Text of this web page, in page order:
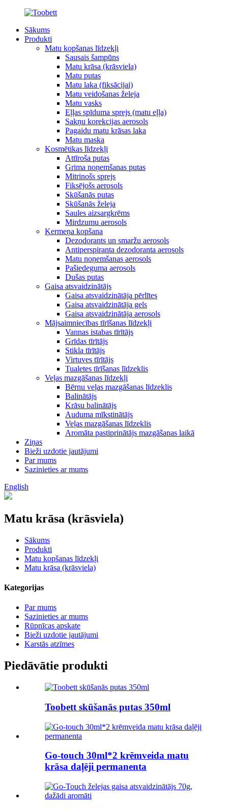
Sākums
Produkti
Matu kopšanas līdzekļi
Sausais šampūns
Matu krāsa (krāsviela)
Matu putas
Matu laka (fiksācijai)
Matu veidošanas želeja
Matu vasks
Eļļas spīduma sprejs (matu eļļa)
Sakņu korekcijas aerosols
Pagaidu matu krāsas laka
Matu maska
Kosmētikas līdzekļi
Attīroša putas
Grima noņemšanas putas
Mitrinošs sprejs
Fiksējošs aerosols
Skūšanās putas
Skūšanās želeja
Saules aizsargkrēms
Mirdzumu aerosols
Ķermeņa kopšana
Dezodorants un smaržu aerosols
Antiperspiranta dezodoranta aerosols
Matu noņemšanas aerosols
Pašiedeguma aerosols
Dušas putas
Gaisa atsvaidzinātājs
Gaisa atsvaidzinātāja pērlītes
Gaisa atsvaidzinātāja gels
Gaisa atsvaidzinātāja aerosols
Mājsaimniecības tīrīšanas līdzekļi
Vannas istabas tīrītājs
Grīdas tīrītājs
Stikla tīrītājs
Virtuves tīrītājs
Tualetes tīrīšanas līdzeklis
Veļas mazgāšanas līdzekļi
Bērnu veļas mazgāšanas līdzeklis
Balinātājs
Krāsu balinātājs
Auduma mīkstinātājs
Veļas mazgāšanas līdzeklis
Aromāta pastiprinātājs mazgāšanas laikā
Ziņas
Bieži uzdotie jautājumi
Par mums
Sazinieties ar mums
English
Matu krāsa (krāsviela)
Sākums
Produkti
Matu kopšanas līdzekļi
Matu krāsa (krāsviela)
Kategorijas
Par mums
Sazinieties ar mums
Rūpnīcas apskate
Bieži uzdotie jautājumi
Karstās atzīmes
Piedāvātie produkti
Toobett skūšanās putas 350ml
Go-touch 30ml*2 krēmveida matu
krāsa daļēji permanenta